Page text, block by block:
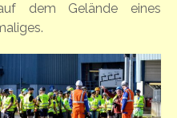
dem Gelände eines